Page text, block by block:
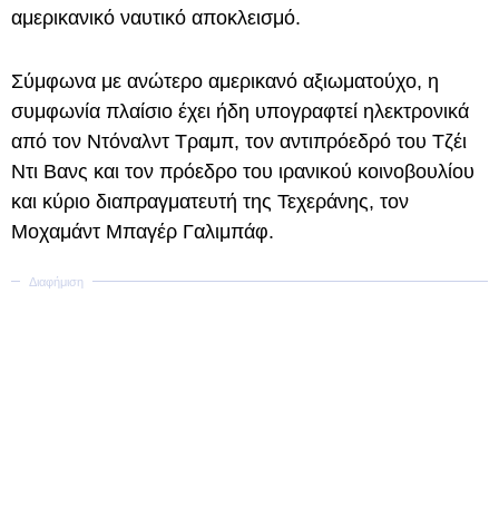
αμερικανικό ναυτικό αποκλεισμό.
Σύμφωνα με ανώτερο αμερικανό αξιωματούχο, η
συμφωνία πλαίσιο έχει ήδη υπογραφτεί ηλεκτρονικά
από τον Ντόναλντ Τραμπ, τον αντιπρόεδρό του Τζέι
Ντι Βανς και τον πρόεδρο του ιρανικού κοινοβουλίου
και κύριο διαπραγματευτή της Τεχεράνης, τον
Μοχαμάντ Μπαγέρ Γαλιμπάφ.